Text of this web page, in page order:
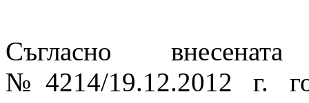
Съгласно
№4214/19.12.2012 г.